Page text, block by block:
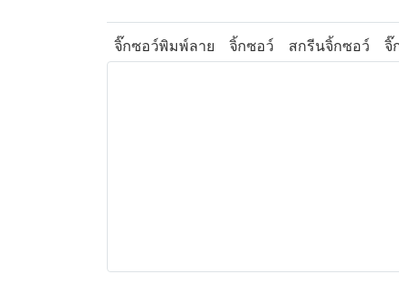
จิ๊กซอว์พิมพ์ลาย จิ้กซอว์ สกรีนจิ้กซอว์ จิ๊